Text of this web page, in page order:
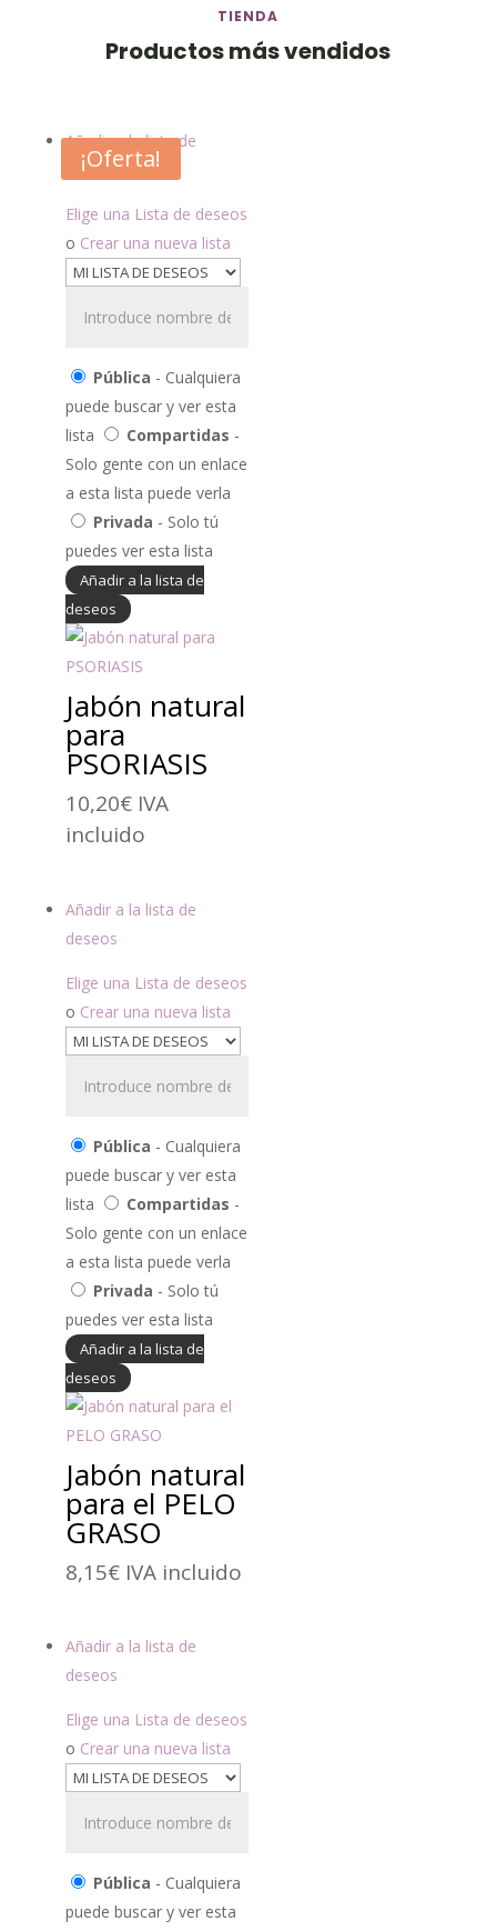
TIENDA
Productos más vendidos
Añadir a la lista de
deseos
Elige una Lista de deseos
o Crear una nueva lista
Pública - Cualquiera
puede buscar y ver esta
lista
Compartidas -
Solo gente con un enlace
a esta lista puede verla
Privada - Solo tú
puedes ver esta lista
Añadir a la lista de
deseos
Jabón natural
para
PSORIASIS
10,20€ IVA
incluido
Añadir a la lista de
deseos
Elige una Lista de deseos
o Crear una nueva lista
Pública - Cualquiera
puede buscar y ver esta
lista
Compartidas -
Solo gente con un enlace
a esta lista puede verla
Privada - Solo tú
puedes ver esta lista
Añadir a la lista de
deseos
Jabón natural
para el PELO
GRASO
8,15€ IVA incluido
Añadir a la lista de
deseos
Elige una Lista de deseos
o Crear una nueva lista
Pública - Cualquiera
puede buscar y ver esta
¡Oferta!